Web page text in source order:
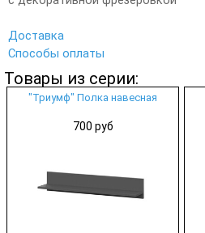
Доставка
Способы оплаты
Товары из серии:
"Триумф" Полка навесная
700 руб